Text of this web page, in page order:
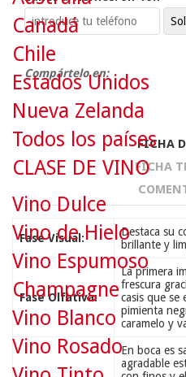
Compártelo en:
FICHA
FICHA
Fase Visual:
Destaca su
brillante y
Fase Olfativa:
La primera
frescura
casis que se
pimienta
caramelo y
En boca es
agradable
Canadá
Chile
Estados Unidos
Nueva Zelanda
Todos los países
CLASE DE VINO
Vino Dulce
Vino de Hielo
Vino Espumoso
Champagne
Vino Blanco
Vino Rosado